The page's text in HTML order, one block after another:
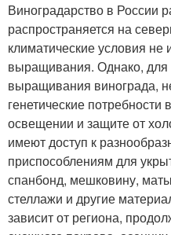
Виноградарство в России
распространяется на
климатические условия не
выращивания. Однако, для
выращивания винограда,
генетические потребности
освещении и защите от
имеют доступ к
приспособлениям для
спанбонд, мешковину,
стеллажи и другие
зависит от региона,